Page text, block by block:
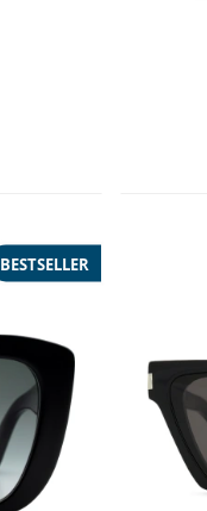
BESTSELLER